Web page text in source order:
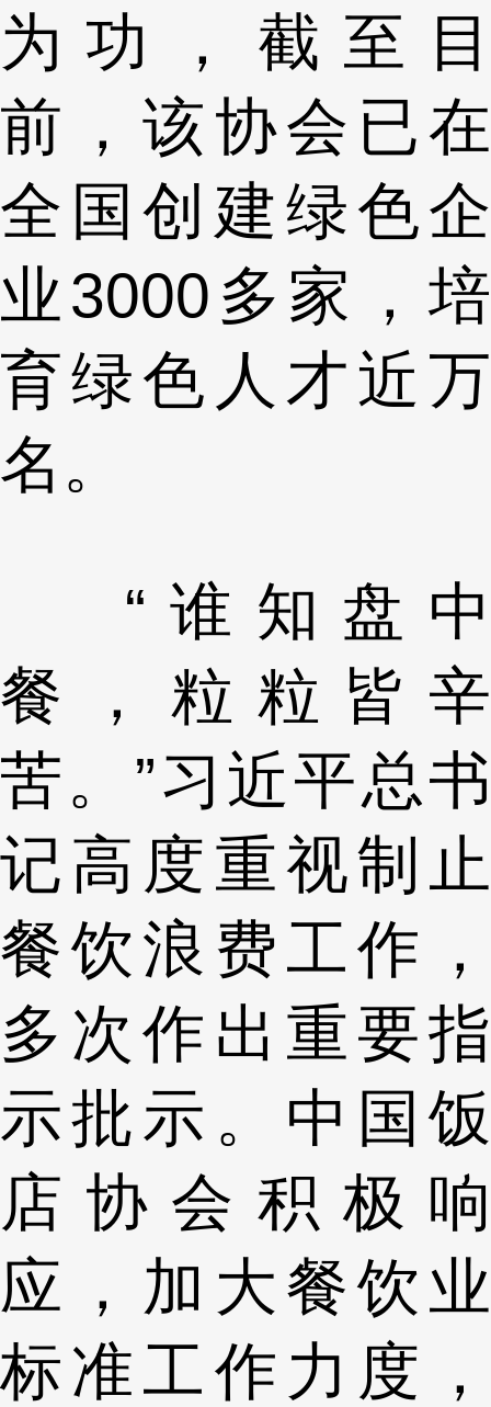
为功，截至目
前，该协会已在
全国创建绿色企
业3000多家，培
育绿色人才近万
名。
“谁知盘中
餐，粒粒皆辛
苦。”习近平总书
记高度重视制止
餐饮浪费工作，
多次作出重要指
示批示。中国饭
店协会积极响
应，加大餐饮业
标准工作力度，